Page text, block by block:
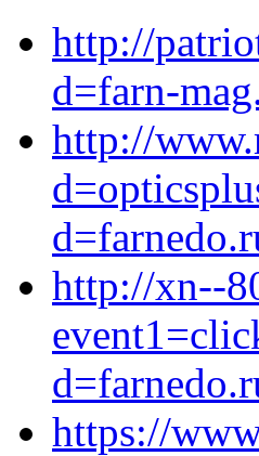
http://
d=farn-
http://
http://xn--
https://